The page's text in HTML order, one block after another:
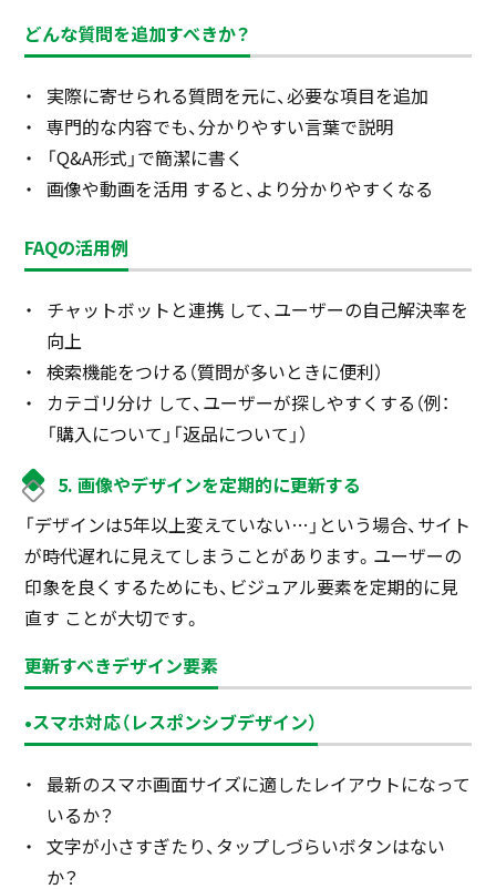
どんな質問を追加すべきか？
実際に寄せられる質問を元に、必要な項目を追加
専門的な内容でも、分かりやすい言葉で説明
「Q&A形式」で簡潔に書く
画像や動画を活用 すると、より分かりやすくなる
FAQの活用例
チャットボットと連携 して、ユーザーの自己解決率を
向上
検索機能をつける（質問が多いときに便利）
カテゴリ分け して、ユーザーが探しやすくする（例：
「購入について」「返品について」）
5. 画像やデザインを定期的に更新する
「デザインは5年以上変えていない…」という場合、サイト
が時代遅れに見えてしまうことがあります。ユーザーの
印象を良くするためにも、ビジュアル要素を定期的に見
直す ことが大切です。
更新すべきデザイン要素
•スマホ対応（レスポンシブデザイン）
最新のスマホ画面サイズに適したレイアウトになって
いるか？
文字が小さすぎたり、タップしづらいボタンはない
か？